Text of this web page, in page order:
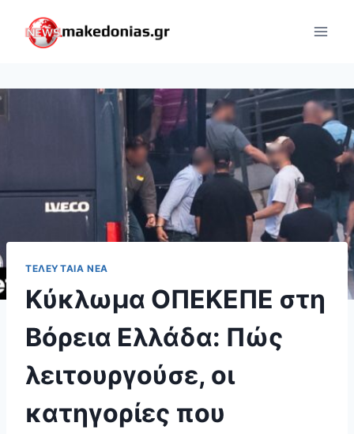
content
ΤΕΛΕΥΤΑΊΑ ΝΈΑ
Κύκλωμα ΟΠΕΚΕΠΕ στη
Βόρεια Ελλάδα: Πώς
λειτουργούσε, οι
κατηγορίες που